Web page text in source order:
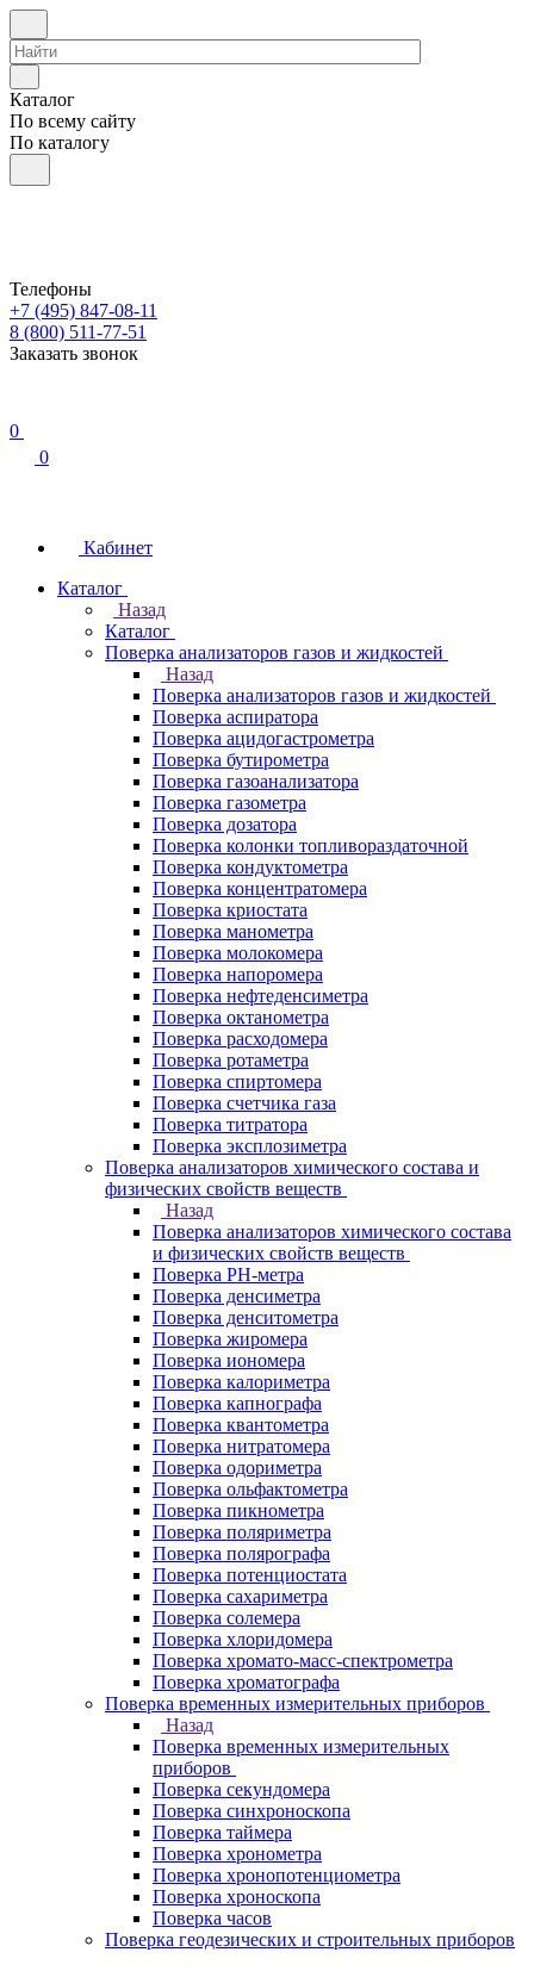
Каталог
По всему сайту
По каталогу
Телефоны
+7 (495) 847-08-11
8 (800) 511-77-51
Заказать звонок
0
0
Кабинет
Каталог
Назад
Каталог
Поверка анализаторов газов и жидкостей
Назад
Поверка анализаторов газов и жидкостей
Поверка аспиратора
Поверка ацидогастрометра
Поверка бутирометра
Поверка газоанализатора
Поверка газометра
Поверка дозатора
Поверка колонки топливораздаточной
Поверка кондуктометра
Поверка концентратомера
Поверка криостата
Поверка манометра
Поверка молокомера
Поверка напоромера
Поверка нефтеденсиметра
Поверка октанометра
Поверка расходомера
Поверка ротаметра
Поверка спиртомера
Поверка счетчика газа
Поверка титратора
Поверка эксплозиметра
Поверка анализаторов химического состава и
физических свойств веществ
Назад
Поверка анализаторов химического состава
и физических свойств веществ
Поверка PH-метра
Поверка денсиметра
Поверка денситометра
Поверка жиромера
Поверка иономера
Поверка калориметра
Поверка капнографа
Поверка квантометра
Поверка нитратомера
Поверка одориметра
Поверка ольфактометра
Поверка пикнометра
Поверка поляриметра
Поверка полярографа
Поверка потенциостата
Поверка сахариметра
Поверка солемера
Поверка хлоридомера
Поверка хромато-масс-спектрометра
Поверка хроматографа
Поверка временных измерительных приборов
Назад
Поверка временных измерительных
приборов
Поверка секундомера
Поверка синхроноскопа
Поверка таймера
Поверка хронометра
Поверка хронопотенциометра
Поверка хроноскопа
Поверка часов
Поверка геодезических и строительных приборов